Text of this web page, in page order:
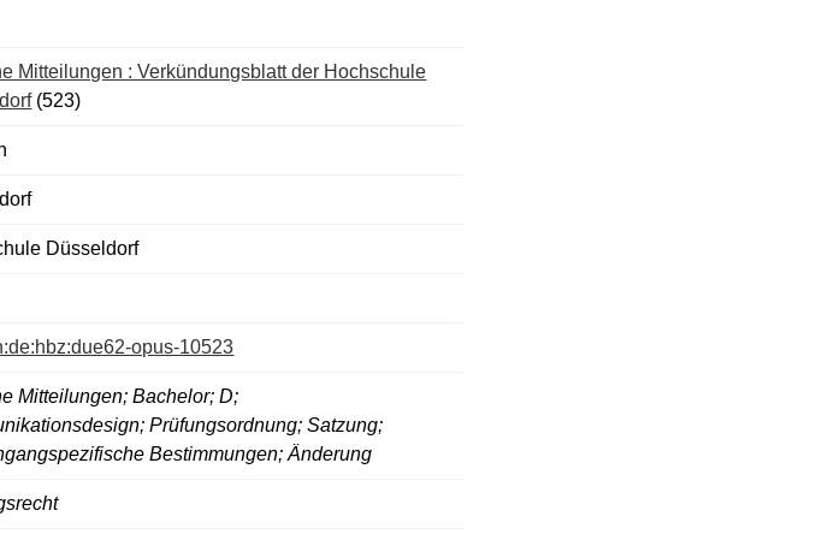
Mitteilungen : Verkündungsblatt der Hochschule
(523)
Düsseldorf
opus-10523
Mitteilungen; Bachelor; D;
Prüfungsordnung; Satzung;
Bestimmungen; Änderung